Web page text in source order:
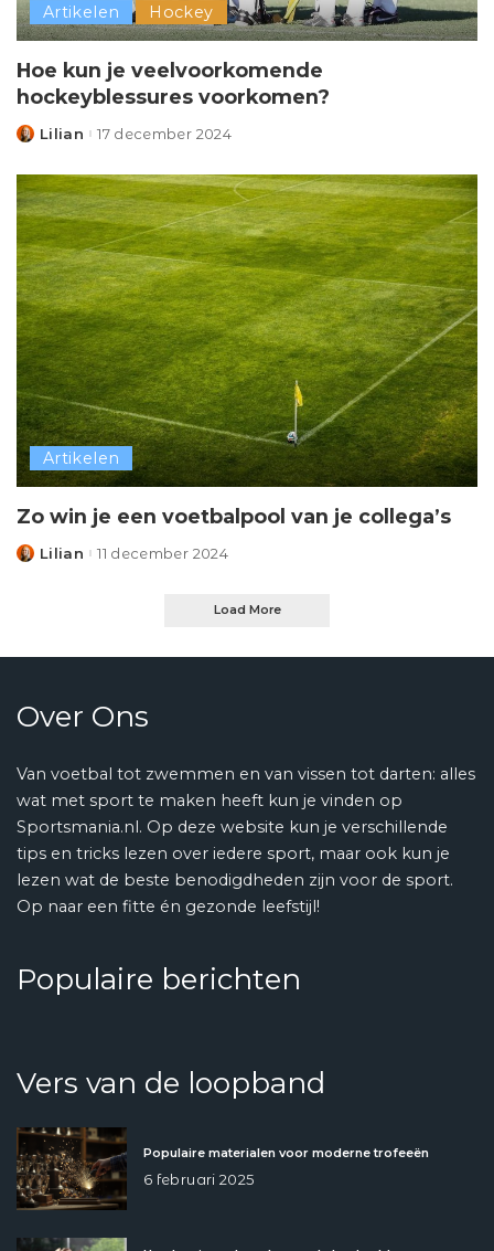
Artikelen Hockey
Hoe kun je veelvoorkomende
hockeyblessures voorkomen?
Posted
Lilian 17 december 2024
Artikelen
Zo win je een voetbalpool van je collega’s
Posted
Lilian 11 december 2024
Load More
Over Ons
Van voetbal tot zwemmen en van vissen tot darten: alles
wat met sport te maken heeft kun je vinden op
Sportsmania.nl. Op deze website kun je verschillende
tips en tricks lezen over iedere sport, maar ook kun je
lezen wat de beste benodigdheden zijn voor de sport.
Op naar een fitte én gezonde leefstijl!
Populaire berichten
Vers van de loopband
Populaire materialen voor moderne trofeeën
6 februari 2025